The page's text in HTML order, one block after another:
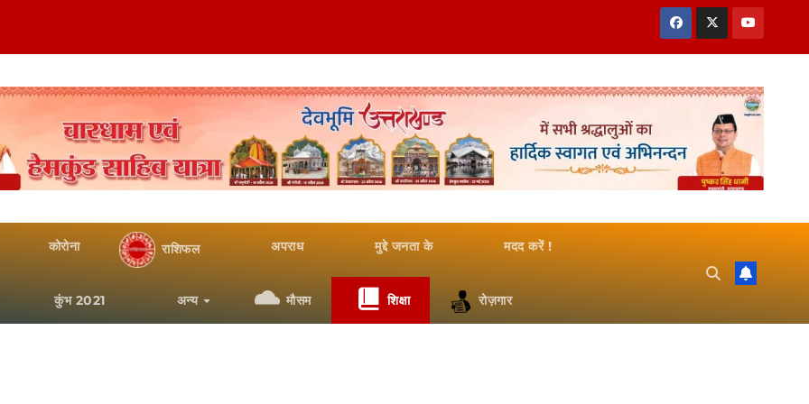
कोरोना राशिफल अपराध मुद्दे जनता के मदद करें !
कुंभ 2021 अन्य मौसम शिक्षा रोज़गार